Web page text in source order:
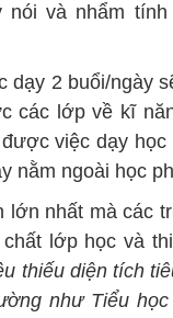
nói và nhẩm
dạy 2 buổi/ngày
các lớp về kĩ
việc dạy học
nằm ngoài học
lớn nhất mà các
lớp học và
thiếu diện tích
như Tiểu